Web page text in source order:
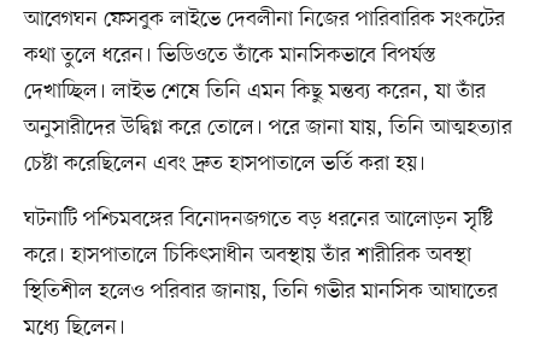
আবেগঘন ফেসবুক লাইভে দেবলীনা নিজের পারিবারিক সংকটের
কথা তুলে ধরেন। ভিডিওতে তাঁকে মানসিকভাবে বিপর্যস্ত
দেখাচ্ছিল। লাইভ শেষে তিনি এমন কিছু মন্তব্য করেন, যা তাঁর
অনুসারীদের উদ্বিগ্ন করে তোলে। পরে জানা যায়, তিনি আত্মহত্যার
চেষ্টা করেছিলেন এবং দ্রুত হাসপাতালে ভর্তি করা হয়।
ঘটনাটি পশ্চিমবঙ্গের বিনোদনজগতে বড় ধরনের আলোড়ন সৃষ্টি
করে। হাসপাতালে চিকিৎসাধীন অবস্থায় তাঁর শারীরিক অবস্থা
স্থিতিশীল হলেও পরিবার জানায়, তিনি গভীর মানসিক আঘাতের
মধ্যে ছিলেন।